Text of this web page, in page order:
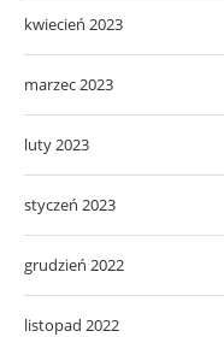
kwiecień 2023
marzec 2023
luty 2023
styczeń 2023
grudzień 2022
listopad 2022